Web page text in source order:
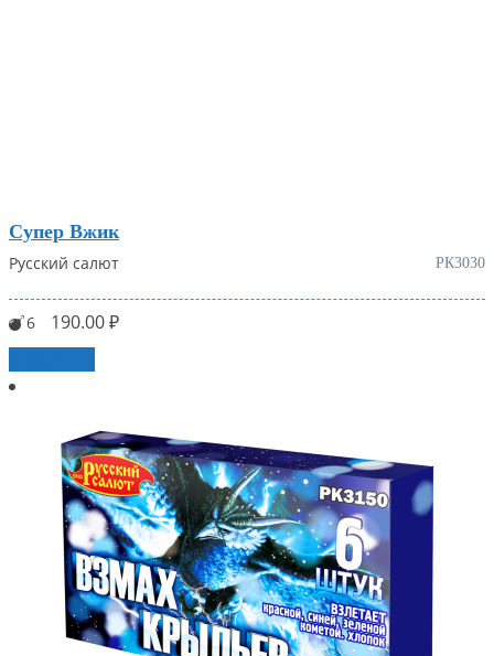
Супер Вжик
РК3030
Русский салют
6 190.00₽